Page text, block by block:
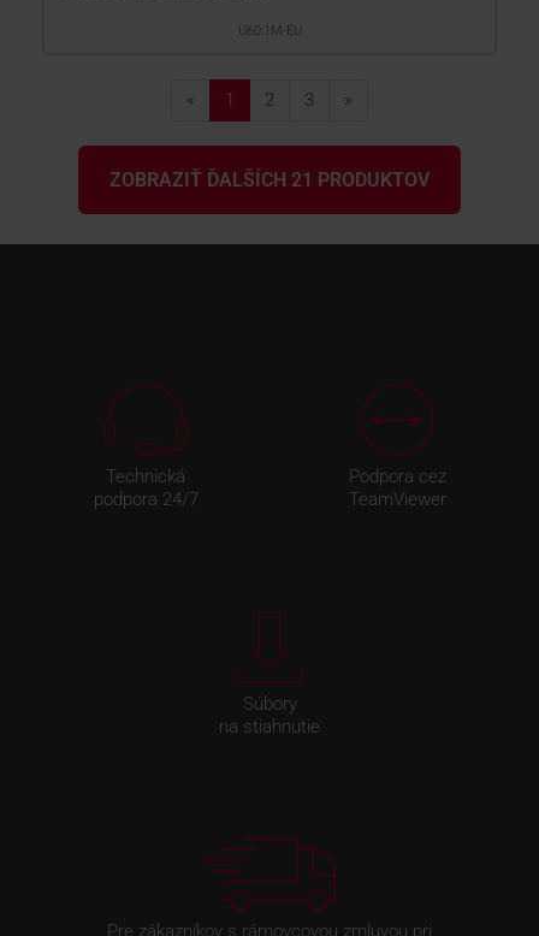
U60:1M-EU
« 1 2 3 »
ZOBRAZIŤ ĎALŠÍCH 21 PRODUKTOV
Technická
podpora 24/7
Podpora cez
TeamViewer
Súbory
na stiahnutie
Pre zákazníkov s rámovcovou zmluvou pri